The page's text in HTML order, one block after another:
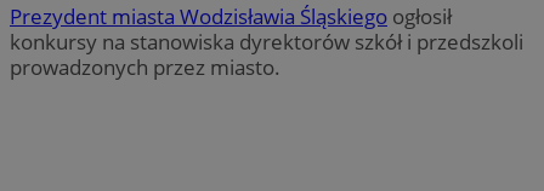
Prezydent miasta Wodzisławia Śląskiego ogłosił
konkursy na stanowiska dyrektorów szkół i przedszkoli
prowadzonych przez miasto.